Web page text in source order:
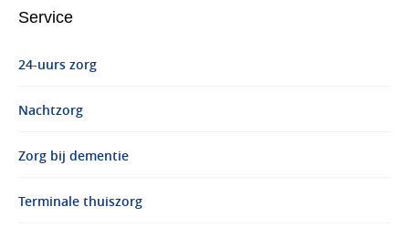
Service
24-uurs zorg
Nachtzorg
Zorg bij dementie
Terminale thuiszorg